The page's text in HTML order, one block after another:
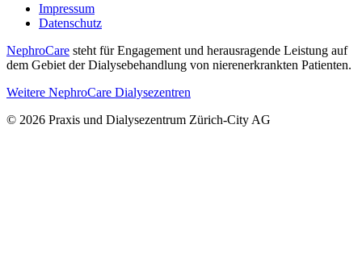
Impressum
Datenschutz
NephroCare steht für Engagement und herausragende Leistung auf
dem Gebiet der Dialysebehandlung von nierenerkrankten Patienten.
Weitere NephroCare Dialysezentren
© 2026 Praxis und Dialysezentrum Zürich-City AG